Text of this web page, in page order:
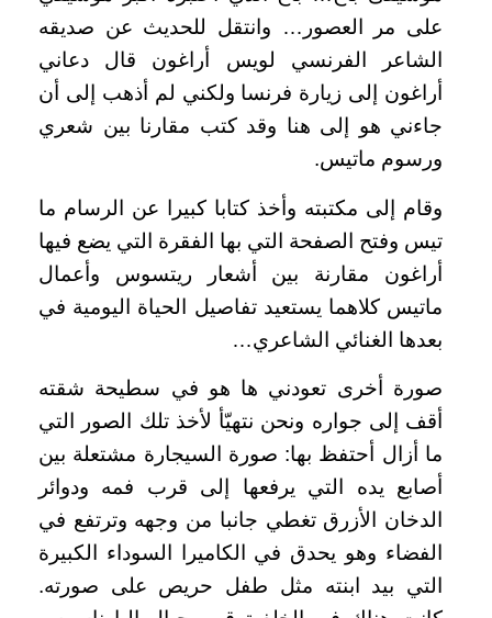
على مر العصور… وانتقل للحديث عن صديقه
الشاعر الفرنسي لويس أراغون قال دعاني
أراغون إلى زيارة فرنسا ولكني لم أذهب إلى أن
جاءني هو إلى هنا وقد كتب مقارنا بين شعري
ورسوم ماتيس.
وقام إلى مكتبته وأخذ كتابا كبيرا عن الرسام ما
تيس وفتح الصفحة التي بها الفقرة التي يضع فيها
أراغون مقارنة بين أشعار ريتسوس وأعمال
ماتيس كلاهما يستعيد تفاصيل الحياة اليومية في
بعدها الغنائي الشاعري…
صورة أخرى تعودني ها هو في سطيحة شقته
أقف إلى جواره ونحن نتهيّأ لأخذ تلك الصور التي
ما أزال أحتفظ بها: صورة السيجارة مشتعلة بين
أصابع يده التي يرفعها إلى قرب فمه ودوائر
الدخان الأزرق تغطي جانبا من وجهه وترتفع في
الفضاء وهو يحدق في الكاميرا السوداء الكبيرة
التي بيد ابنته مثل طفل حريص على صورته.